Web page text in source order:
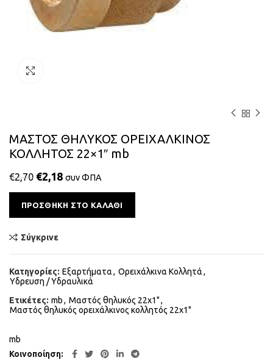
ΜΑΣΤΟΣ ΘΗΛΥΚΟΣ ΟΡΕΙΧΑΛΚΙΝΟΣ
ΚΟΛΛΗΤΟΣ 22×1″ mb
€2,70 €2,18 συν ΦΠΑ
ΠΡΟΣΘΉΚΗ ΣΤΟ ΚΑΛΆΘΙ
Σύγκρινε
Κατηγορίες: Εξαρτήματα, Ορειχάλκινα Κολλητά,
Υδρευση / Υδραυλικά
Ετικέτες: mb, Μαστός θηλυκός 22x1",
Μαστός θηλυκός ορειχάλκινος κολλητός 22x1"
mb
Κοινοποίηση